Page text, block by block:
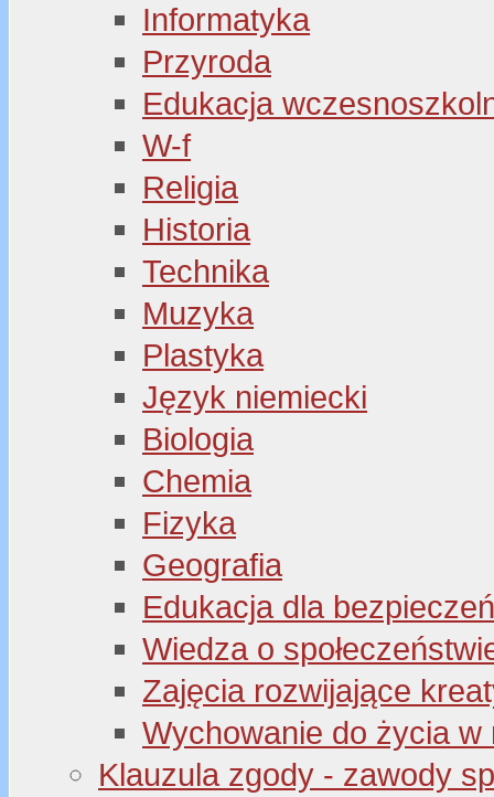
Informatyka
Przyroda
Edukacja
W-f
Religia
Historia
Technika
Muzyka
Plastyka
Język niemiecki
Biologia
Chemia
Fizyka
Geografia
Edukacja dla
Wiedza o
Zajęcia rozwijające
Wychowanie do życia w
Klauzula zgody - zawody